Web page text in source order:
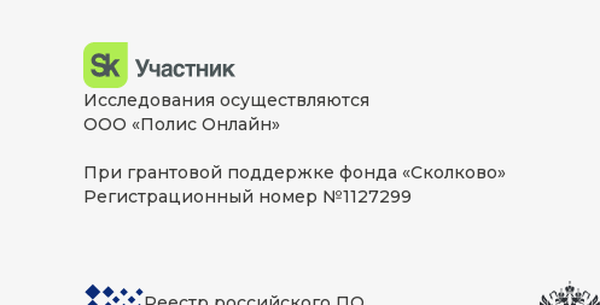
Исследования осуществляются
ООО «Полис Онлайн»
При грантовой поддержке фонда «Сколково»
Регистрационный номер №1127299